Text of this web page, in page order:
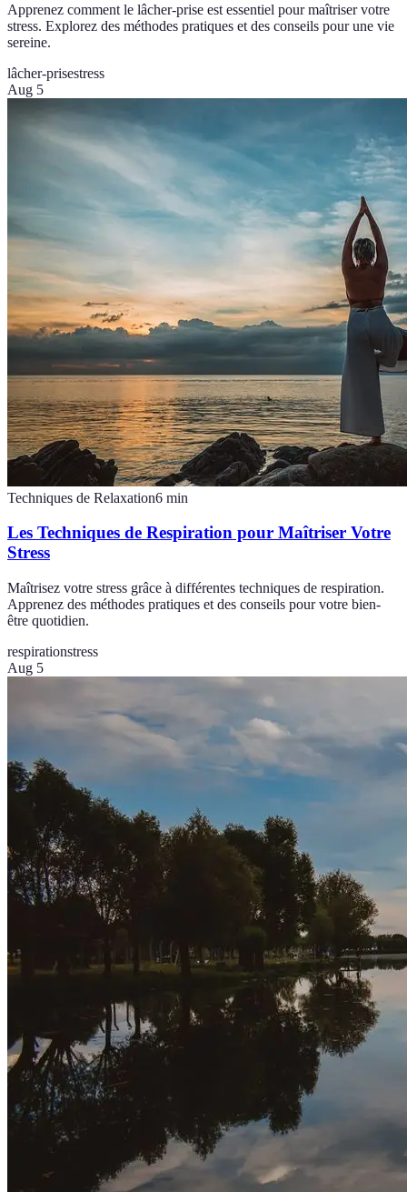
Apprenez comment le lâcher-prise est essentiel pour maîtriser votre
stress. Explorez des méthodes pratiques et des conseils pour une vie
sereine.
lâcher-prisestress
Aug 5
Techniques de Relaxation6 min
Les Techniques de Respiration pour Maîtriser Votre
Stress
Maîtrisez votre stress grâce à différentes techniques de respiration.
Apprenez des méthodes pratiques et des conseils pour votre bien-
être quotidien.
respirationstress
Aug 5